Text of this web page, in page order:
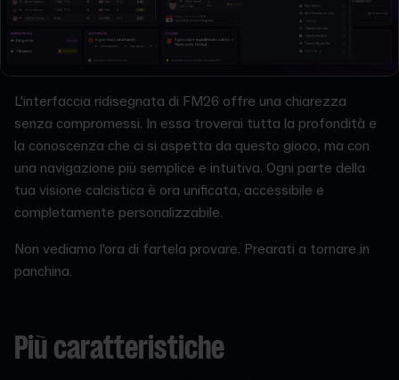
L'interfaccia ridisegnata di FM26 offre una chiarezza
senza compromessi. In essa troverai tutta la profondità e
la conoscenza che ci si aspetta da questo gioco, ma con
una navigazione più semplice e intuitiva. Ogni parte della
tua visione calcistica è ora unificata, accessibile e
completamente personalizzabile.
Non vediamo l'ora di fartela provare. Prearati a tornare in
panchina.
Più caratteristiche